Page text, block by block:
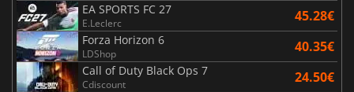
EA SPORTS FC 27
E.Leclerc 45.28€
Forza Horizon 6
LDShop 40.35€
Call of Duty Black Ops 7
Cdiscount 24.50€